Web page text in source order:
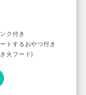
ク付き
トするおやつ付き
火フード)